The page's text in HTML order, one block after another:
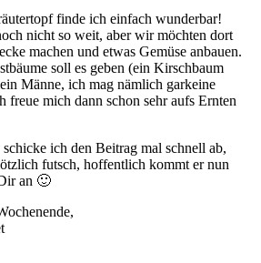
finde ich einfach wunderbar!
nicht so weit, aber wir möchten dort
machen und etwas Gemüse anbauen.
soll es geben (ein Kirschbaum
Männe, ich mag nämlich garkeine
mich dann schon sehr aufs Ernten
ich den Beitrag mal schnell ab,
futsch, hoffentlich kommt er nun
an 🙂